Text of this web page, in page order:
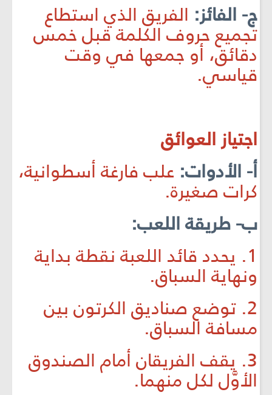
ج- الفائز: الفريق الذي استطاع
تجميع حروف الكلمة قبل خمس
دقائق، أو جمعها في وقت
قياسي.
اجتياز العوائق
أ- الأدوات: علب فارغة أسطوانية،
كرات صغيرة.
ب- طريقة اللعب:
1. يحدد قائد اللعبة نقطة بداية
ونهاية السباق.
2. توضع صناديق الكرتون بين
مسافة السباق.
3. يقف الفريقان أمام الصندوق
الأوَّل لكل منهما.